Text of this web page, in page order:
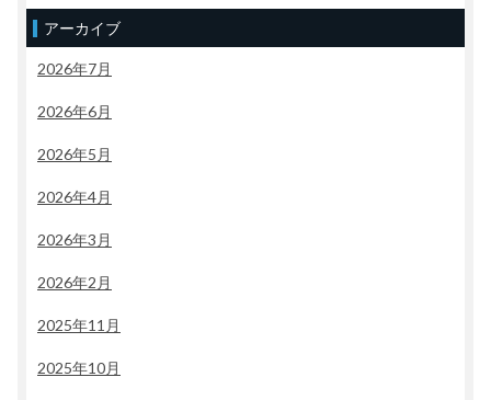
アーカイブ
2026年7月
2026年6月
2026年5月
2026年4月
2026年3月
2026年2月
2025年11月
2025年10月